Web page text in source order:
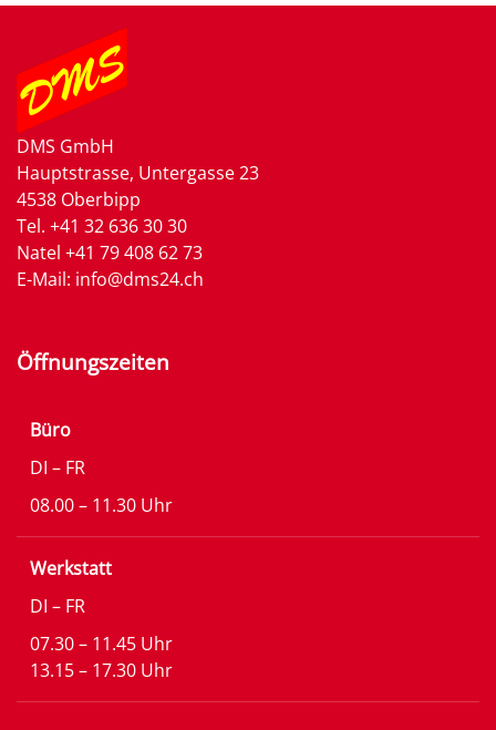
DMS GmbH
Hauptstrasse, Untergasse 23
4538 Oberbipp
Tel. +41 32 636 30 30
Natel +41 79 408 62 73
E-Mail: info@dms24.ch
Öffnungszeiten
Büro
DI – FR
08.00 – 11.30 Uhr
Werkstatt
DI – FR
07.30 – 11.45 Uhr
13.15 – 17.30 Uhr